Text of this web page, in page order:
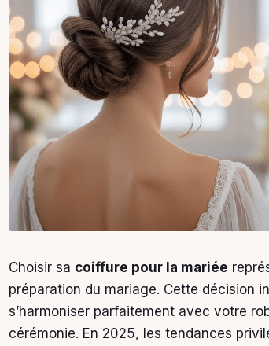
Choisir sa coiffure pour la mariée
préparation du mariage. Cette décision
s’harmoniser parfaitement avec votre
cérémonie. En 2025, les tendances